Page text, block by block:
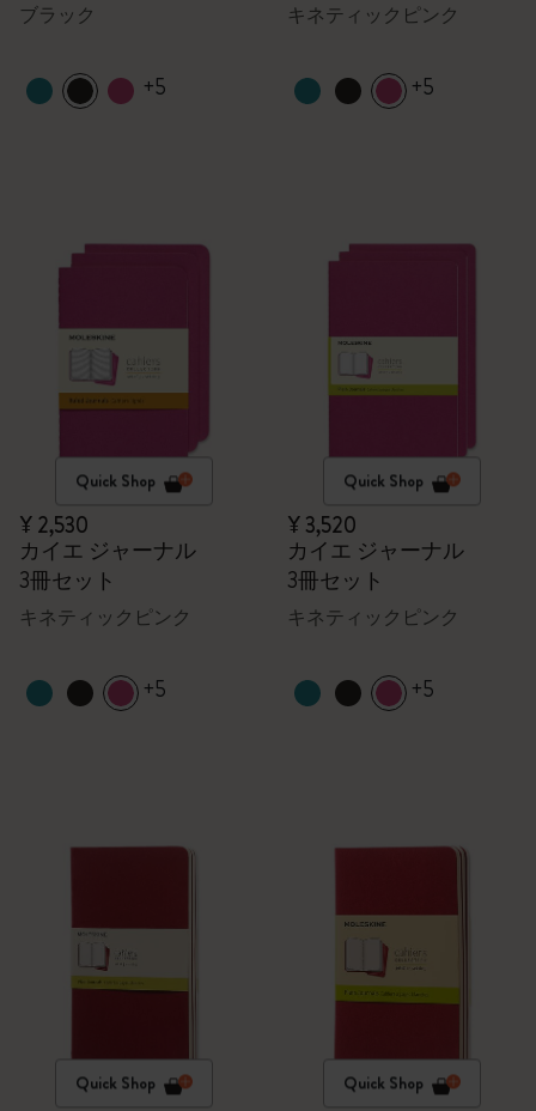
ブラック
+5
キネティックピンク
+5
Quick Shop
¥ 2,530
カイエ ジャーナル
3冊セット
キネティックピンク
+5
Quick Shop
¥ 3,520
カイエ ジャーナル
3冊セット
キネティックピンク
+5
Quick Shop Quick Shop